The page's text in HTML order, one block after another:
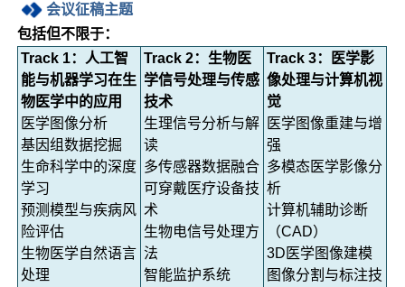
会议征稿主题
包括但不限于：
Track 1：人工智
能与机器学习在生
物医学中的应用
医学图像分析
基因组数据挖掘
生命科学中的深度
学习
预测模型与疾病风
险评估
生物医学自然语言
处理
Track 2：生物医
学信号处理与传感
技术
生理信号分析与解
读
多传感器数据融合
可穿戴医疗设备技
术
生物电信号处理方
法
智能监护系统
Track 3：医学影
像处理与计算机视
觉
医学图像重建与增
强
多模态医学影像分
析
计算机辅助诊断
（CAD）
3D医学图像建模
图像分割与标注技